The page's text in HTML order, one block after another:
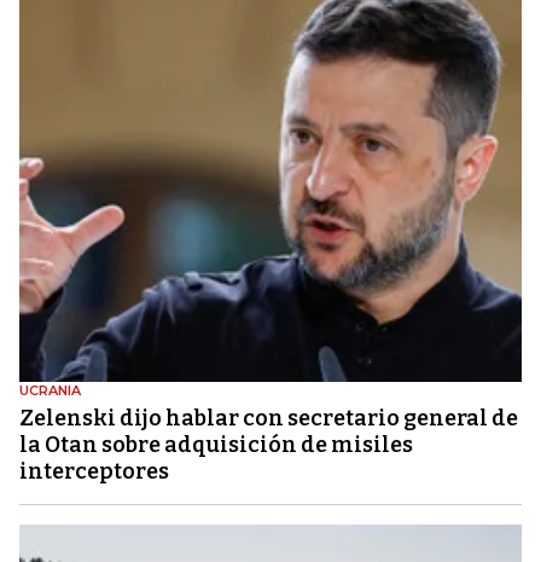
UCRANIA
Zelenski dijo hablar con secretario general de
la Otan sobre adquisición de misiles
interceptores